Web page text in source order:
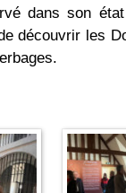
dans son état
découvrir les